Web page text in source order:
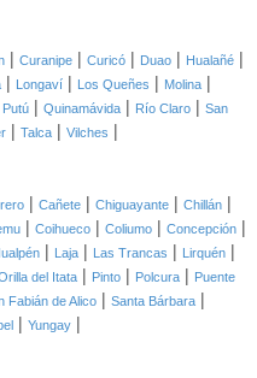
| Curanipe | Curicó | Duao | Hualañé |
| Longaví | Los Queñes | Molina |
Putú | Quinamávida | Río Claro | San
| Talca | Vilches |
| Cañete | Chiguayante | Chillán |
| Coihueco | Coliumo | Concepción |
| Laja | Las Trancas | Lirquén |
del Itata | Pinto | Polcura | Puente
Fabián de Alico | Santa Bárbara |
| Yungay |